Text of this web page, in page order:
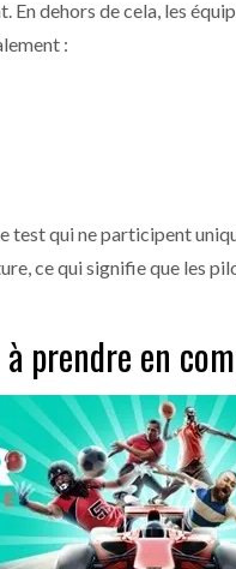
dehors de cela, les
:
qui ne participent
ce qui signifie que les
prendre en